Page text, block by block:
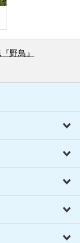
野鳥』